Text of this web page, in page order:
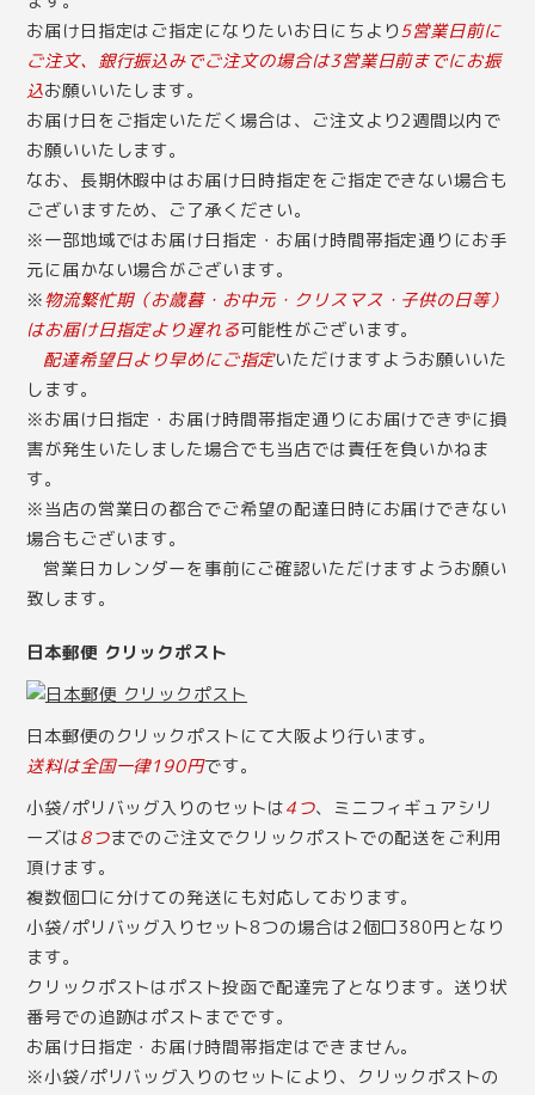
お届け日指定はご指定になりたいお日にちより5営業日前に
ご注文、銀行振込みでご注文の場合は3営業日前までにお振
込お願いいたします。
お届け日をご指定いただく場合は、ご注文より2週間以内で
お願いいたします。
なお、長期休暇中はお届け日時指定をご指定できない場合も
ございますため、ご了承ください。
※一部地域ではお届け日指定・お届け時間帯指定通りにお手
元に届かない場合がございます。
※物流繁忙期（お歳暮・お中元・クリスマス・子供の日等）
はお届け日指定より遅れる可能性がございます。
配達希望日より早めにご指定いただけますようお願いいた
します。
※お届け日指定・お届け時間帯指定通りにお届けできずに損
害が発生いたしました場合でも当店では責任を負いかねま
す。
※当店の営業日の都合でご希望の配達日時にお届けできない
場合もございます。
営業日カレンダーを事前にご確認いただけますようお願い
致します。
日本郵便 クリックポスト
日本郵便のクリックポストにて大阪より行います。
送料は全国一律190円です。
小袋/ポリバッグ入りのセットは4つ、ミニフィギュアシリ
ーズは8つまでのご注文でクリックポストでの配送をご利用
頂けます。
複数個口に分けての発送にも対応しております。
小袋/ポリバッグ入りセット8つの場合は2個口380円となり
ます。
クリックポストはポスト投函で配達完了となります。送り状
番号での追跡はポストまでです。
お届け日指定・お届け時間帯指定はできません。
※小袋/ポリバッグ入りのセットにより、クリックポストの